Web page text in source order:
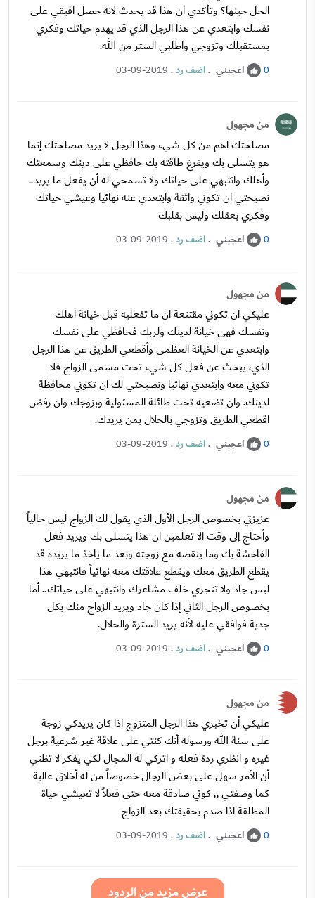
الحل حينها؟ وتأكدي ان هذا قد يحدث لانه حصل افيقي على
نفسك وابتعدي عن هذا الرجل الذي قد يهدم حياتك وفكري
بمستقبلك وتزوجي واطلبي الستر من الله.
0 اعجبني .اضف رد.
03-09-2019
من مجهول
مصلحتك اهم من كل شيء وهذا الرجل لا يريد مصلحتك إنما
هو يتسلى بك ويفرغ طاقته بك حافظي على دينك وسمعتك
وأهلك وانتبهي على حياتك ولا تسمحي له أن يفعل ما يريد..
نصيحتي ان تكوني واثقة وابتعدي عنه نهائيا وعيشي حياتك
وفكري بعقلك وليس بقلبك
0 اعجبني .اضف رد.
03-09-2019
من مجهول
عليكي ان تكوني مقتنعة ان ما تفعليه قبل خيانة اهلك
ونفسك فهى خيانة لدينك ولربك فحافظي على نفسك
وابتعدي عن الخيانة العظمى وأقطعي الطريق عن هذا الرجل
الذي، يبحث عن فعل كل شيء تحت مسمى الزواج فلا
تكوني معه وابتعدي نهائيا ونصيحتي لك ان تكوني محافظة
لدينك. وان تضعيه تحت طائلة المسئولية وبزوجك وان رفض
اقطعي الطريق وتزوجي بالحلال بمن يريدك.
0 اعجبني .اضف رد.
03-09-2019
من مجهول
عزيزتي بخصوص الرجل الأول الذي يقول لك الزواج ليس حالياً
وأحتاج إلى وقت الا تعلمين ان هذا يتسلى بك ويريد فعل
الفاحشة بك وما ينقصه مع زوجته وبعد ما ياخذ ما يريده قد
يقطع الطريق معك ويقطع علاقتك معه نهائياً فانتبهي هذا
ليس جاد ولا تنجري خلف مشاعرك وانتبهي على حياتك.. أما
بخصوص الرجل الثاني إذا كان جاد ويريد الزواج منك بكل
جدية فوافقي عليه لأنه يريد السترة والحلال.
0 اعجبني .اضف رد.
03-09-2019
من مجهول
عليكي أن تخبري هذا الرجل المتزوج اذا كان يريدكي زوجة
على سنة الله ورسوله أنك كنتي على علاقة غير شرعية برجل
غيره و انظري ردة فعله و اتركي له المجال لكي يفكر لا تظني
أن الأمر سهل على بعض الرجال خصوصاً من له أخلاق عالية
كما وصفتي ,, كوني صادقة معه حتى فعلاً لا تعيشي حياة
المطلقة اذا صدم بحقيقتك بعد الزواج
0 اعجبني .اضف رد.
03-09-2019
عرض مزيد من الردود